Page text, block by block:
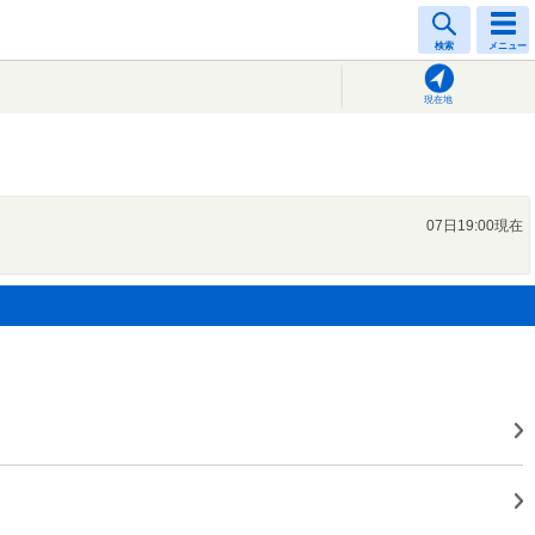
検索 メニュー
現在地
07日19:00現在